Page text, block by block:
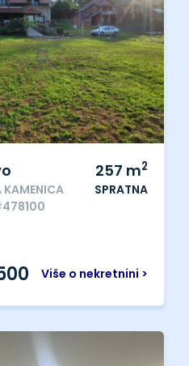
KAMENICA
257 m2
SPRATNA
Više o nekretnini >